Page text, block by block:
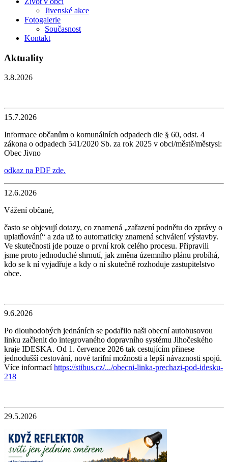
Jivenské akce
Fotogalerie
Současnost
Kontakt
Aktuality
3.8.2026
15.7.2026
Informace občanům o komunálních odpadech dle § 60, odst. 4
zákona o odpadech 541/2020 Sb. za rok 2025 v obci/městě/městysi:
Obec Jivno
odkaz na PDF zde.
12.6.2026
Vážení občané,
často se objevují dotazy, co znamená „zařazení podnětu do zprávy o
uplatňování“ a zda už to automaticky znamená schválení výstavby.
Ve skutečnosti jde pouze o první krok celého procesu. Připravili
jsme proto jednoduché shrnutí, jak změna územního plánu probíhá,
kdo se k ní vyjadřuje a kdy o ní skutečně rozhoduje zastupitelstvo
obce.
9.6.2026
Po dlouhodobých jednáních se podařilo naši obecní autobusovou
linku začlenit do integrovaného dopravního systému Jihočeského
kraje IDESKA. Od 1. července 2026 tak cestujícím přinese
jednodušší cestování, nové tarifní možnosti a lepší návaznosti spojů.
Více informacíhttps://stibus.cz/.../obecni-linka-prechazi-pod-idesku-
218
29.5.2026